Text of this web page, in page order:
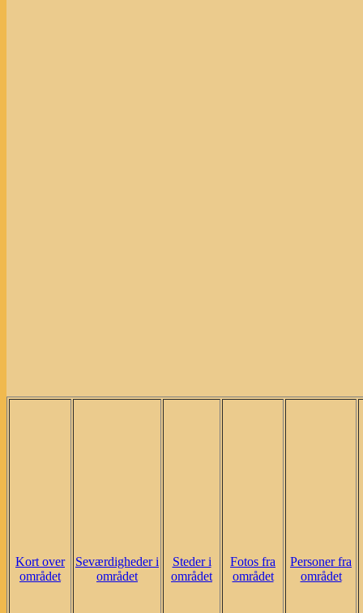
Kort over
området
Seværdigheder i
området
Steder i
området
Fotos fra
området
Personer fra
området